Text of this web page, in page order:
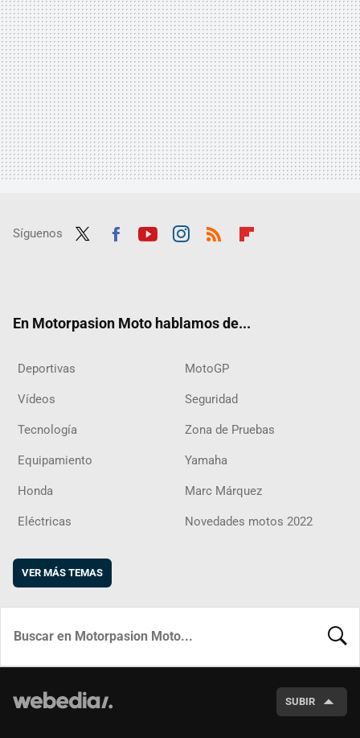
Síguenos
En Motorpasion Moto hablamos de...
Deportivas MotoGP
Vídeos Seguridad
Tecnología Zona de Pruebas
Equipamiento Yamaha
Honda Marc Márquez
Eléctricas Novedades motos 2022
VER MÁS TEMAS
SUBIR